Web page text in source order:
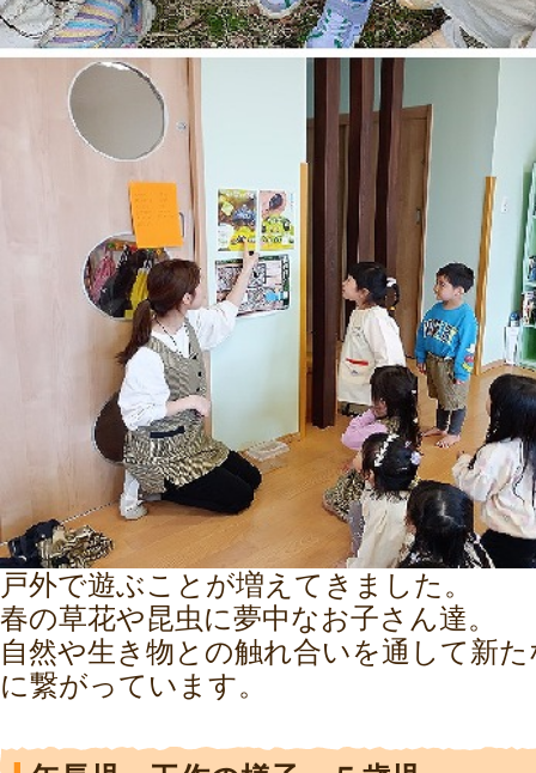
戸外で遊ぶことが増えてきました。
春の草花や昆虫に夢中なお子さん達。
自然や生き物との触れ合いを通して新
に繋がっています。